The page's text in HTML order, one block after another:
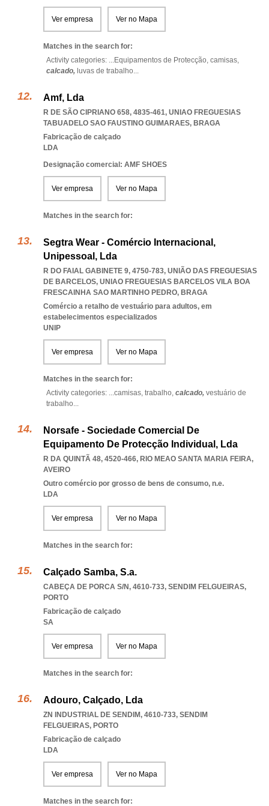
Ver empresa Ver no Mapa
Matches in the search for:
Activity categories: ...Equipamentos de Protecção, camisas,
calcado, luvas de trabalho...
Amf, Lda
R DE SÃO CIPRIANO 658, 4835-461, UNIAO FREGUESIAS
TABUADELO SAO FAUSTINO GUIMARAES, BRAGA
Fabricação de calçado
LDA
Designação comercial: AMF SHOES
Ver empresa Ver no Mapa
Matches in the search for:
Segtra Wear - Comércio Internacional,
Unipessoal, Lda
R DO FAIAL GABINETE 9, 4750-783, UNIÃO DAS FREGUESIAS
DE BARCELOS, UNIAO FREGUESIAS BARCELOS VILA BOA
FRESCAINHA SAO MARTINHO PEDRO, BRAGA
Comércio a retalho de vestuário para adultos, em
estabelecimentos especializados
UNIP
Ver empresa Ver no Mapa
Matches in the search for:
Activity categories: ...camisas, trabalho, calcado, vestuário de
trabalho...
Norsafe - Sociedade Comercial De
Equipamento De Protecção Individual, Lda
R DA QUINTÃ 48, 4520-466, RIO MEAO SANTA MARIA FEIRA,
AVEIRO
Outro comércio por grosso de bens de consumo, n.e.
LDA
Ver empresa Ver no Mapa
Matches in the search for:
Calçado Samba, S.a.
CABEÇA DE PORCA S/N, 4610-733, SENDIM FELGUEIRAS,
PORTO
Fabricação de calçado
SA
Ver empresa Ver no Mapa
Matches in the search for:
Adouro, Calçado, Lda
ZN INDUSTRIAL DE SENDIM, 4610-733, SENDIM
FELGUEIRAS, PORTO
Fabricação de calçado
LDA
Ver empresa Ver no Mapa
Matches in the search for: